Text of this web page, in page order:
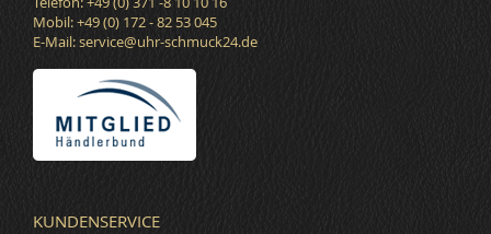
Mobil: +49 (0) 172 - 82 53 045
E-Mail:service@uhr-schmuck24.de
KUNDENSERVICE